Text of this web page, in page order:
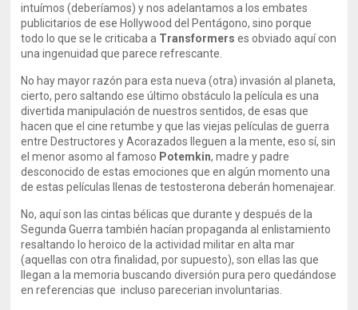
intuímos (deberíamos) y nos adelantamos a los embates
publicitarios de ese Hollywood del Pentágono, sino porque
todo lo que se le criticaba a Transformers es obviado aquí con
una ingenuidad que parece refrescante.
No hay mayor razón para esta nueva (otra) invasión al planeta,
cierto, pero saltando ese último obstáculo la película es una
divertida manipulación de nuestros sentidos, de esas que
hacen que el cine retumbe y que las viejas películas de guerra
entre Destructores y Acorazados lleguen a la mente, eso sí, sin
el menor asomo al famoso Potemkin, madre y padre
desconocido de estas emociones que en algún momento una
de estas películas llenas de testosterona deberán homenajear.
No, aquí son las cintas bélicas que durante y después de la
Segunda Guerra también hacían propaganda al enlistamiento
resaltando lo heroico de la actividad militar en alta mar
(aquellas con otra finalidad, por supuesto), son ellas las que
llegan a la memoria buscando diversión pura pero quedándose
en referencias que incluso parecerian involuntarias.